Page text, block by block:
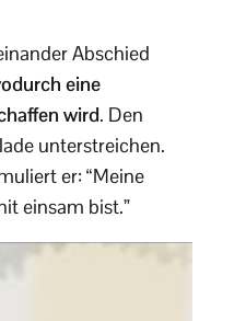
Abschied
eine
wird. Den
unterstreichen.
er: “Meine
einsam bist.”